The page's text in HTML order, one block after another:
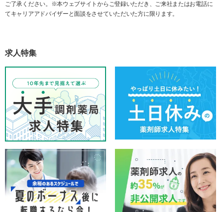
ご了承ください。※本ウェブサイトからご登録いただき、ご来社またはお電話に
てキャリアアドバイザーと面談をさせていただいた方に限ります。
求人特集